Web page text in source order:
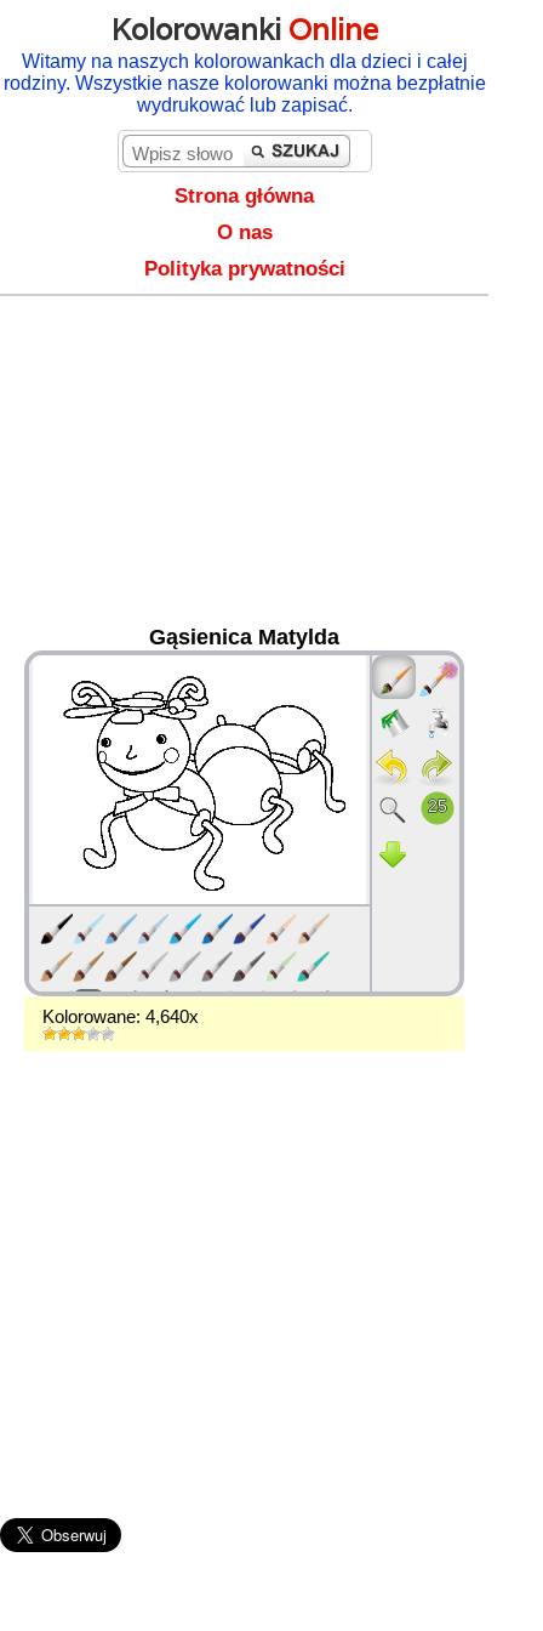
Kolorowanki Online
Witamy na naszych kolorowankach dla dzieci i całej
rodziny. Wszystkie nasze kolorowanki można bezpłatnie
wydrukować lub zapisać.
Strona główna
O nas
Polityka prywatności
Gąsienica Matylda
Kolorowane: 4,640x